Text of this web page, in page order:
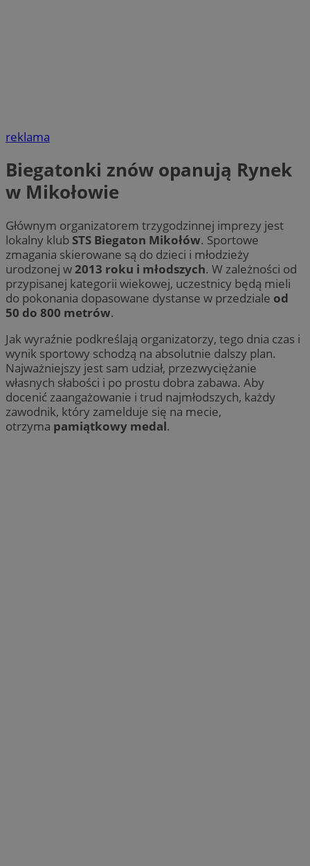
reklama
Biegatonki znów opanują Rynek
w Mikołowie
Głównym organizatorem trzygodzinnej imprezy jest
lokalny klub STS Biegaton Mikołów. Sportowe
zmagania skierowane są do dzieci i młodzieży
urodzonej w2013 roku i młodszych. W zależności od
przypisanej kategorii wiekowej, uczestnicy będą mieli
do pokonania dopasowane dystanse w przedziale od
50 do 800 metrów.
Jak wyraźnie podkreślają organizatorzy, tego dnia czas i
wynik sportowy schodzą na absolutnie dalszy plan.
Najważniejszy jest sam udział, przezwyciężanie
własnych słabości i po prostu dobra zabawa. Aby
docenić zaangażowanie i trud najmłodszych, każdy
zawodnik, który zamelduje się na mecie,
otrzyma pamiątkowy medal.